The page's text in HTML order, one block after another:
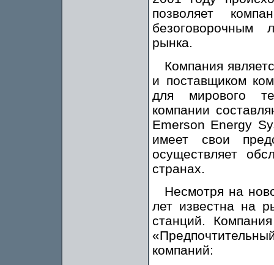
позволяет
безоговорочным
рынка.
Компания
и поставщиком
для мирового
компании
Emerson Energy
имеет свои
осуществляет
странах.
Несмотря на
лет известна на
станций.
компаний: